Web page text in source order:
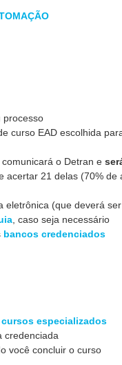
processo
curso EAD escolhida
o Detran e
acertar 21 delas (70%
eletrônica (que deverá
, caso seja necessário
bancos credenciados
especializados
credenciada
você concluir o curso